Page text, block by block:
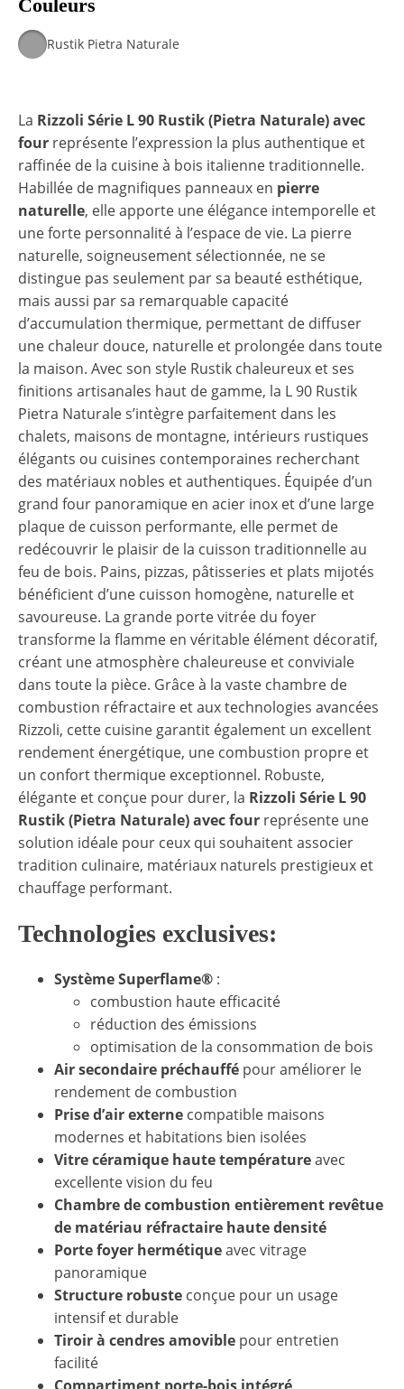
Couleurs
Rustik Pietra Naturale
La Rizzoli Série L 90 Rustik (Pietra Naturale) avec
four représente l’expression la plus authentique et
raffinée de la cuisine à bois italienne traditionnelle.
Habillée de magnifiques panneaux en pierre
naturelle, elle apporte une élégance intemporelle et
une forte personnalité à l’espace de vie. La pierre
naturelle, soigneusement sélectionnée, ne se
distingue pas seulement par sa beauté esthétique,
mais aussi par sa remarquable capacité
d’accumulation thermique, permettant de diffuser
une chaleur douce, naturelle et prolongée dans toute
la maison. Avec son style Rustik chaleureux et ses
finitions artisanales haut de gamme, la L 90 Rustik
Pietra Naturale s’intègre parfaitement dans les
chalets, maisons de montagne, intérieurs rustiques
élégants ou cuisines contemporaines recherchant
des matériaux nobles et authentiques. Équipée d’un
grand four panoramique en acier inox et d’une large
plaque de cuisson performante, elle permet de
redécouvrir le plaisir de la cuisson traditionnelle au
feu de bois. Pains, pizzas, pâtisseries et plats mijotés
bénéficient d’une cuisson homogène, naturelle et
savoureuse. La grande porte vitrée du foyer
transforme la flamme en véritable élément décoratif,
créant une atmosphère chaleureuse et conviviale
dans toute la pièce. Grâce à la vaste chambre de
combustion réfractaire et aux technologies avancées
Rizzoli, cette cuisine garantit également un excellent
rendement énergétique, une combustion propre et
un confort thermique exceptionnel. Robuste,
élégante et conçue pour durer, la Rizzoli Série L 90
Rustik (Pietra Naturale) avec four représente une
solution idéale pour ceux qui souhaitent associer
tradition culinaire, matériaux naturels prestigieux et
chauffage performant.
Technologies exclusives:
Système Superflame® :
combustion haute efficacité
réduction des émissions
optimisation de la consommation de bois
Air secondaire préchauffé pour améliorer le
rendement de combustion
Prise d’air externe compatible maisons
modernes et habitations bien isolées
Vitre céramique haute températureavec
excellente vision du feu
Chambre de combustion entièrement revêtue
de matériau réfractaire haute densité
Porte foyer hermétiqueavec vitrage
panoramique
Structure robuste conçue pour un usage
intensif et durable
Tiroir à cendres amovible pour entretien
facilité